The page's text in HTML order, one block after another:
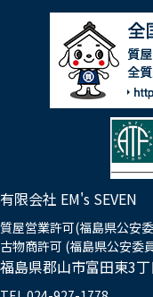
有限会社 EM's SEVEN
質屋営業許可(福島県公安
古物商許可 (福島県公安委
福島県郡山市富田東3